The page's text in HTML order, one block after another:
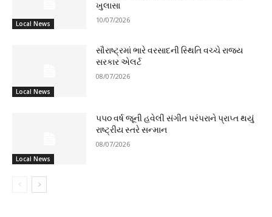
Local News
ખુલાસા
10/07/2026
Local News
સૌરાષ્ટ્રમાં ભારે વરસાદની સ્થિતિ વચ્ચે રાજ્ય
સરકાર એલર્ટ
08/07/2026
Local News
૫૫૦ વર્ષ જૂની હવેલી સંગીત પરંપરાને પ્રાપ્ત થયું
રાષ્ટ્રીય સ્તરે સન્માન
08/07/2026